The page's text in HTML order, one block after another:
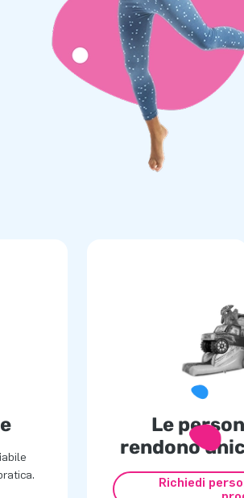
Le
rendono
Richiedi